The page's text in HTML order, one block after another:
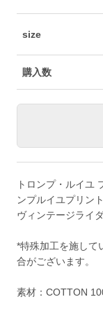
size
購入数
トロンプ・ルイユ
ンプルイユプリン
ヴィンテージライ
*特殊加工を施して
合がございます。
素材：COTTON